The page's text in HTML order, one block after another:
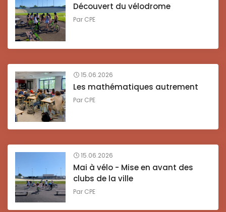
Découvert du vélodrome
Par CPE
15.06.2026
Les mathématiques autrement
Par CPE
15.06.2026
Mai à vélo - Mise en avant des
clubs de la ville
Par CPE